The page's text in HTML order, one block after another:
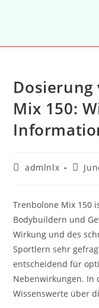
Mix 150:
admlnlx
Trenbolone Mix 150
Bodybuildern und
Wirkung und des
Sportlern sehr
entscheidend für
Nebenwirkungen. In
Wissenswerte über